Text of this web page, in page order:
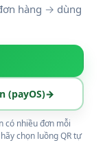
hàng → dùng
(payOS)→
có nhiều đơn mỗi
chọn luồng QR tự